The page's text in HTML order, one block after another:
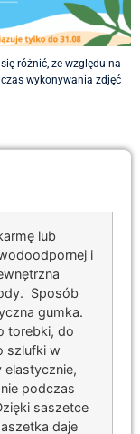
różnić, ze względu na
wykonywania zdjęć
lub
i
Sposób
gumka.
torebki, do
szlufki w
elastycznie,
podczas
saszetce
daje